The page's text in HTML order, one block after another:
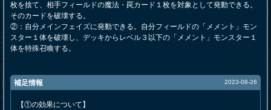
枚を捨て、相手フィールドの魔法・罠カード１枚を対象として発動できる。
そのカードを破壊する。
②：自分メインフェイズに発動できる。自分フィールドの「メメント」モン
スター１体を破壊し、デッキからレベル３以下の「メメント」モンスター１
体を特殊召喚する。
補足情報 2023-08-26
【①の効果について】